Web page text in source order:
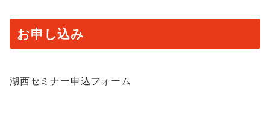
お申し込み
湖西セミナー申込フォーム